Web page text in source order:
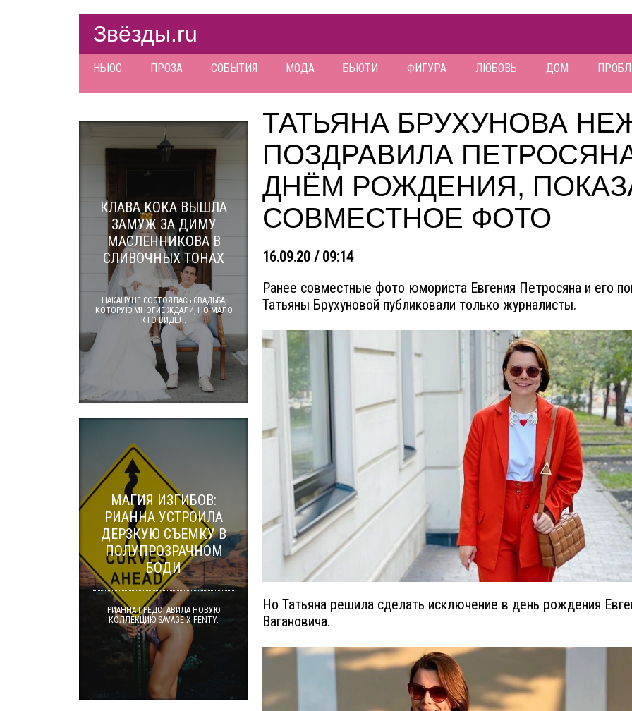
Звёзды.ru
НЬЮС ПРОЗА СОБЫТИЯ МОДА БЬЮТИ ФИГУРА ЛЮБОВЬ ДОМ
ТАТЬЯНА БРУХУНОВА
ПОЗДРАВИЛА
ДНЁМ РОЖДЕНИЯ,
СОВМЕСТНОЕ ФОТО
16.09.20 / 09:14
Ранее совместные фото юмориста Евгения Петросяна и его
Татьяны Брухуновой публиковали только журналисты.
Но Татьяна решила сделать исключение в день рождения
Вагановича.
КЛАВА КОКА ВЫШЛА
ЗАМУЖ ЗА ДИМУ
МАСЛЕННИКОВА В
СЛИВОЧНЫХ ТОНАХ
НАКАНУНЕ СОСТОЯЛАСЬ СВАДЬБА,
КОТОРУЮ МНОГИЕ ЖДАЛИ, НО МАЛО
КТО ВИДЕЛ.
МАГИЯ ИЗГИБОВ:
РИАННА УСТРОИЛА
ДЕРЗКУЮ СЪЕМКУ В
ПОЛУПРОЗРАЧНОМ
БОДИ
РИАННА ПРЕДСТАВИЛА НОВУЮ
КОЛЛЕКЦИЮ SAVAGE X FENTY.